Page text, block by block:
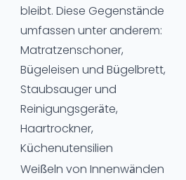
bleibt. Diese Gegenstände
umfassen unter anderem:
Matratzenschoner,
Bügeleisen und Bügelbrett,
Staubsauger und
Reinigungsgeräte,
Haartrockner,
Küchenutensilien
Weißeln von Innenwänden